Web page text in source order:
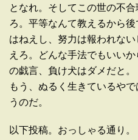
となれ。そしてこの世の不
ろ。平等なんて教えるから
はねえし、努力は報われな
えろ。どんな手法でもいい
の戯言、負け犬はダメだと。
もう、ぬるく生きているや
うのだ。
以下投稿。おっしゃる通り。